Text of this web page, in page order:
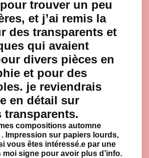
trouver un peu
et j’ai remis la
des transparents et
qui avaient
divers pièces en
et pour des
je reviendrais
en détail sur
transparents.
compositions automne
. Impression sur papiers lourds,
vous êtes intéressé.e par une
moi signe pour avoir plus d’info.